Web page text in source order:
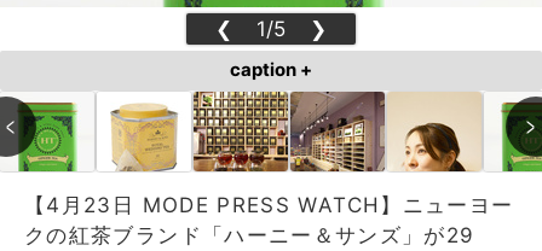
❮ 1/5 ❯
caption +
【4月23日 MODE PRESS WATCH】ニューヨー
クの紅茶ブランド「ハーニー＆サンズ」が29